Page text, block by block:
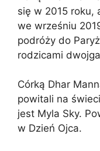
się w 2015 roku,
we wrześniu
podróży do
rodzicami
Córką Dhar
powitali na
jest Myla Sky.
w Dzień Ojca.